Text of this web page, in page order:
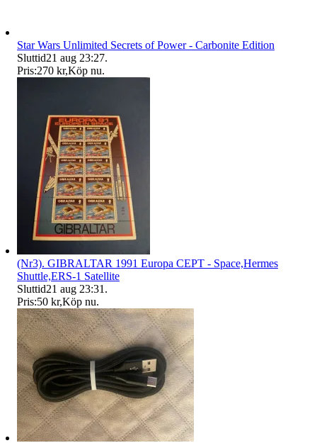
Star Wars Unlimited Secrets of Power - Carbonite Edition
Sluttid21 aug 23:27.
Pris:270 kr,Köp nu.
(Nr3). GIBRALTAR 1991 Europa CEPT - Space,Hermes
Shuttle,ERS-1 Satellite
Sluttid21 aug 23:31 .
Pris:50 kr,Köp nu.